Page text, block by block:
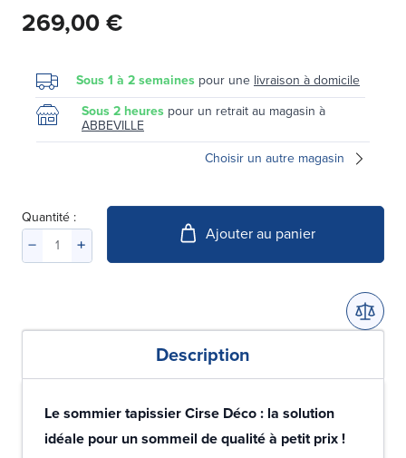
269,00 €
Sous 1 à 2 semaines pour une livraison à domicile
Sous 2 heures pour un retrait au magasin à
ABBEVILLE
Choisir un autre magasin
Quantité :
Ajouter au panier
Description
Le sommier tapissier Cirse Déco : la solution
idéale pour un sommeil de qualité à petit prix !